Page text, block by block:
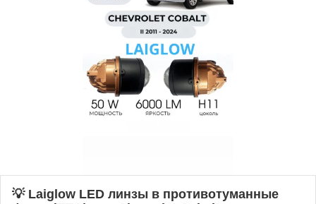
💡 Laiglow LED линзы в противотуманные